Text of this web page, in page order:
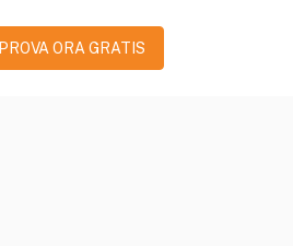
PROVA ORA GRATIS